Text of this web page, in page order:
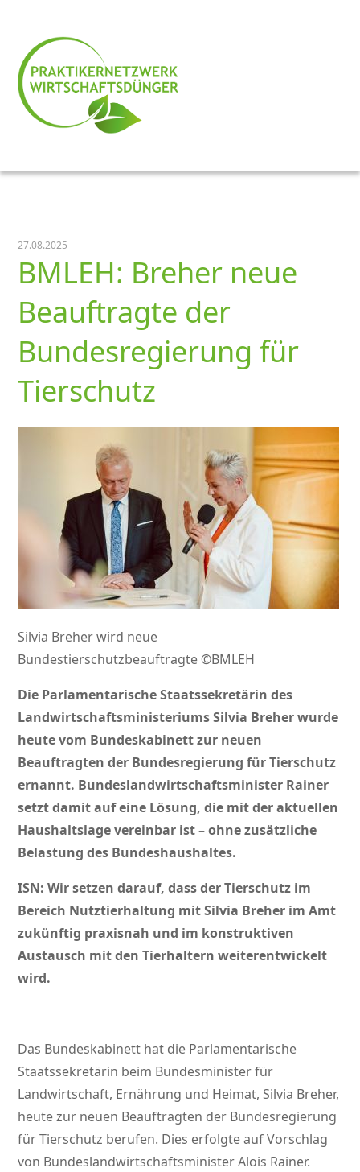
27.08.2025
BMLEH: Breher neue
Beauftragte der
Bundesregierung für
Tierschutz
Silvia Breher wird neue
Bundestierschutzbeauftragte ©BMLEH
Die Parlamentarische Staatssekretärin des
Landwirtschaftsministeriums Silvia Breher wurde
heute vom Bundeskabinett zur neuen
Beauftragten der Bundesregierung für Tierschutz
ernannt. Bundeslandwirtschaftsminister Rainer
setzt damit auf eine Lösung, die mit der aktuellen
Haushaltslage vereinbar ist – ohne zusätzliche
Belastung des Bundeshaushaltes.
ISN: Wir setzen darauf, dass der Tierschutz im
Bereich Nutztierhaltung mit Silvia Breher im Amt
zukünftig praxisnah und im konstruktiven
Austausch mit den Tierhaltern weiterentwickelt
wird.
Das Bundeskabinett hat die Parlamentarische
Staatssekretärin beim Bundesminister für
Landwirtschaft, Ernährung und Heimat, Silvia Breher,
heute zur neuen Beauftragten der Bundesregierung
für Tierschutz berufen. Dies erfolgte auf Vorschlag
von Bundeslandwirtschaftsminister Alois Rainer.